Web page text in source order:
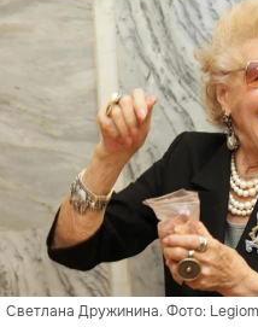
Светлана Дружинина. Фото: